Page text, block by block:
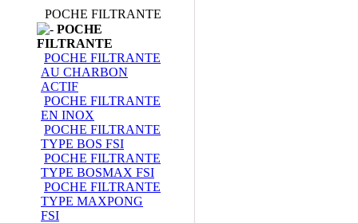
POCHE FILTRANTE
POCHE
FILTRANTE
POCHE FILTRANTE
AU CHARBON
ACTIF
POCHE FILTRANTE
EN INOX
POCHE FILTRANTE
TYPE BOS FSI
POCHE FILTRANTE
TYPE BOSMAX FSI
POCHE FILTRANTE
TYPE MAXPONG
FSI